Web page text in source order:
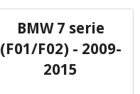
BMW 7 serie
(F01/F02) - 2009-
2015